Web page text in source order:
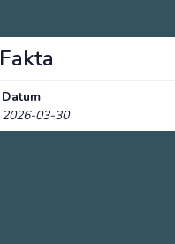
Fakta
Datum
2026-03-30